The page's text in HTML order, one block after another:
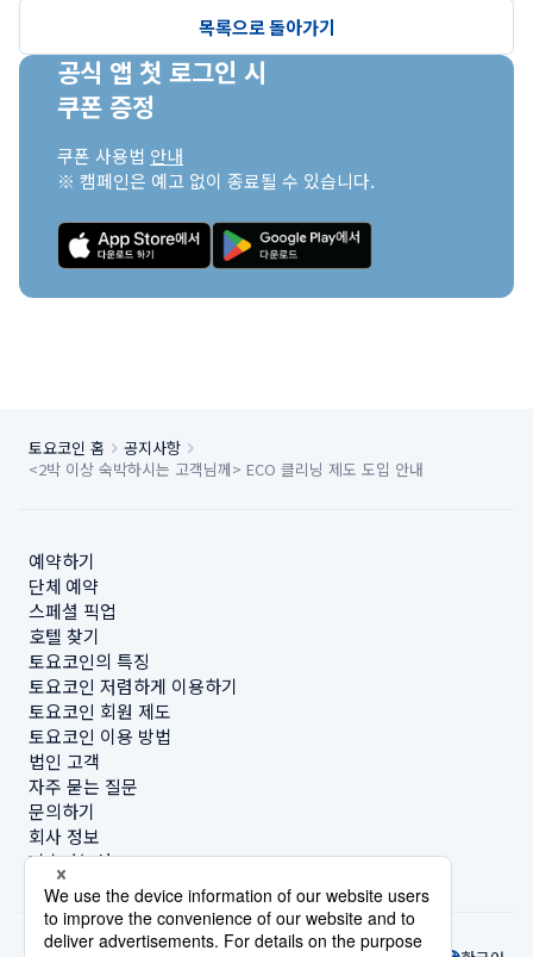
목록으로 돌아가기
공식 앱 첫 로그인 시
쿠폰 증정
쿠폰 사용법 안내
※ 캠페인은 예고 없이 종료될 수 있습니다.
토요코인 홈
공지사항
<2박 이상 숙박하시는 고객님께> ECO 클리닝 제도 도입 안내
예약하기
단체 예약
스페셜 픽업
호텔 찾기
토요코인의 특징
토요코인 저렴하게 이용하기
토요코인 회원 제도
토요코인 이용 방법
법인 고객
자주 묻는 질문
문의하기
회사 정보
지속가능성